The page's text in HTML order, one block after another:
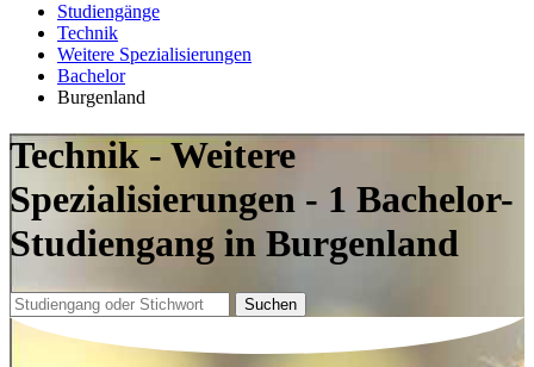
Studiengänge
Technik
Weitere Spezialisierungen
Bachelor
Burgenland
Technik - Weitere
Spezialisierungen - 1 Bachelor-
Studiengang in Burgenland
Suchen